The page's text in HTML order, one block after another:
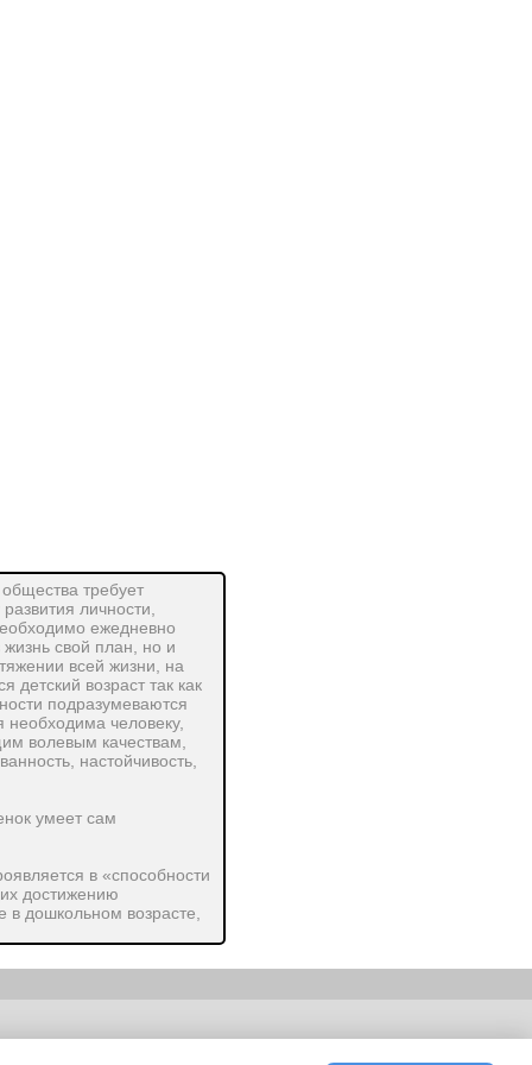
требует
личности,
ежедневно
свой план, но и
всей жизни, на
возраст так как
подразумеваются
человеку,
волевым качествам,
настойчивость,
умеет сам
в «способности
достижению
дошкольном возрасте,
и неуклонном
волевое качество.
|E-mail